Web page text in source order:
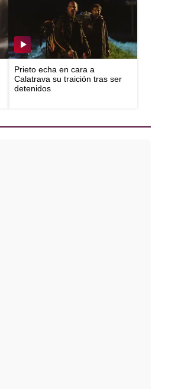
Prieto echa en cara a
Calatrava su traición tras ser
detenidos